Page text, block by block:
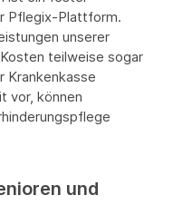
Pflegix-Plattform.
unserer
teilweise sogar
Krankenkasse
vor, können
und